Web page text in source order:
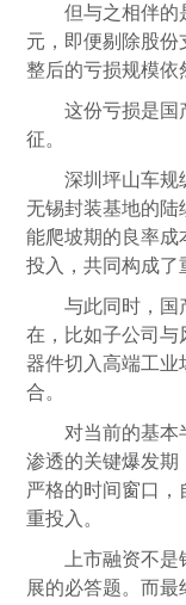
但与之相伴的
元，即便剔除股份
整后的亏损规模依
这份亏损是国
征。
深圳坪山车规
无锡封装基地的陆
能爬坡期的良率成
投入，共同构成了
与此同时，国
在，比如子公司与
器件切入高端工业
合。
对当前的基本
渗透的关键爆发期
严格的时间窗口
重投入。
上市融资不
展的必答题。而